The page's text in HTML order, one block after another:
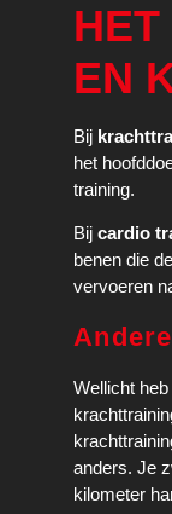
EN
Bij
het
training.
Bijcardio
benen die
vervoeren
Wellicht
anders. Je
kilometer